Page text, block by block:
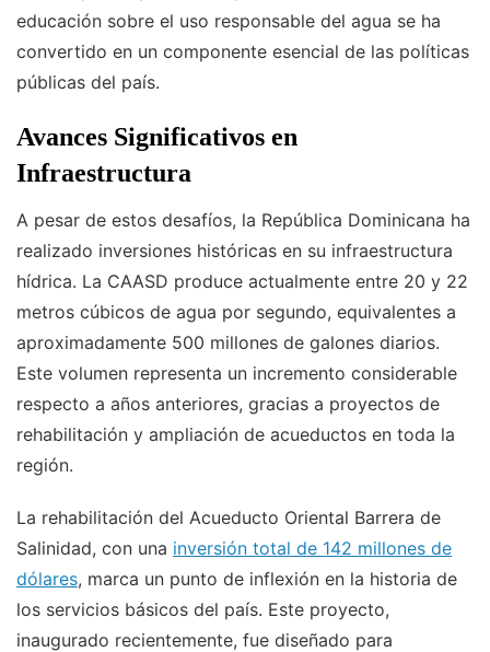
educación sobre el uso responsable del agua se ha
convertido en un componente esencial de las políticas
públicas del país.
Avances Significativos en
Infraestructura
A pesar de estos desafíos, la República Dominicana ha
realizado inversiones históricas en su infraestructura
hídrica. La CAASD produce actualmente entre 20 y 22
metros cúbicos de agua por segundo, equivalentes a
aproximadamente 500 millones de galones diarios.
Este volumen representa un incremento considerable
respecto a años anteriores, gracias a proyectos de
rehabilitación y ampliación de acueductos en toda la
región.
La rehabilitación del Acueducto Oriental Barrera de
Salinidad, con una inversión total de 142 millones de
dólares, marca un punto de inflexión en la historia de
los servicios básicos del país. Este proyecto,
inaugurado recientemente, fue diseñado para